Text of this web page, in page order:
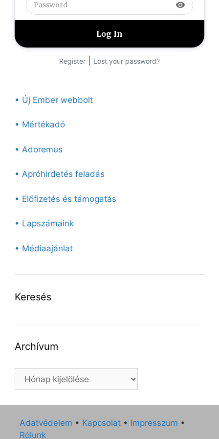
visibility
Register Lost your password?
• Új Ember webbolt
• Mértékadó
• Adoremus
• Apróhirdetés feladás
• Előfizetés és támogatás
• Lapszámaink
• Médiaajánlat
Keresés
Archívum
Archívum
Adatvédelem • Kapcsolat • Impresszum •
Rólunk